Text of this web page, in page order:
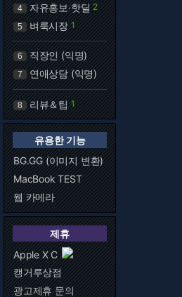
4 자유홍보·핫딜 2
5 벼룩시장 1
6 직장인 (익명)
7 연애상담 (익명)
8 리뷰＆팁 1
유용한 기능
BG.GG (이미지 변환)
MacBook TEST
웹 카메라
제휴
Apple X C
캥거루상점
광고제휴 문의